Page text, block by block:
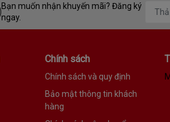
Bạn muốn nhận khuyến mãi? Đăng ký
ngay.
Chính sách
Chính sách và quy định
Bảo mật thông tin khách
hàng